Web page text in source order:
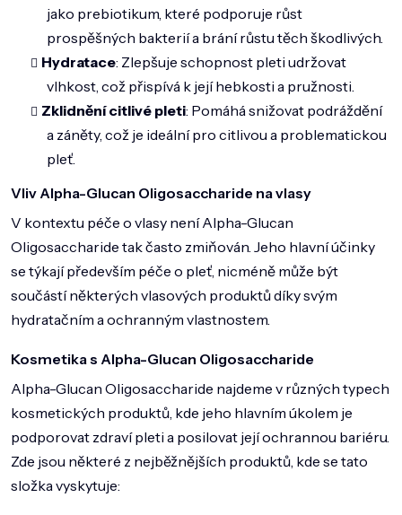
jako prebiotikum, které podporuje růst
prospěšných bakterií a brání růstu těch škodlivých.
Hydratace: Zlepšuje schopnost pleti udržovat
vlhkost, což přispívá k její hebkosti a pružnosti.
Zklidnění citlivé pleti: Pomáhá snižovat podráždění
a záněty, což je ideální pro citlivou a problematickou
pleť.
Vliv Alpha-Glucan Oligosaccharide na vlasy
V kontextu péče o vlasy není Alpha-Glucan
Oligosaccharide tak často zmiňován. Jeho hlavní účinky
se týkají především péče o pleť, nicméně může být
součástí některých vlasových produktůdíky svým
hydratačním a ochranným vlastnostem.
Kosmetika s Alpha-Glucan Oligosaccharide
Alpha-Glucan Oligosaccharide najdeme v různých typech
kosmetických produktů, kde jeho hlavním úkolem je
podporovat zdraví pleti a posilovat její ochrannou bariéru.
Zde jsou některé z nejběžnějších produktů, kde se tato
složka vyskytuje: